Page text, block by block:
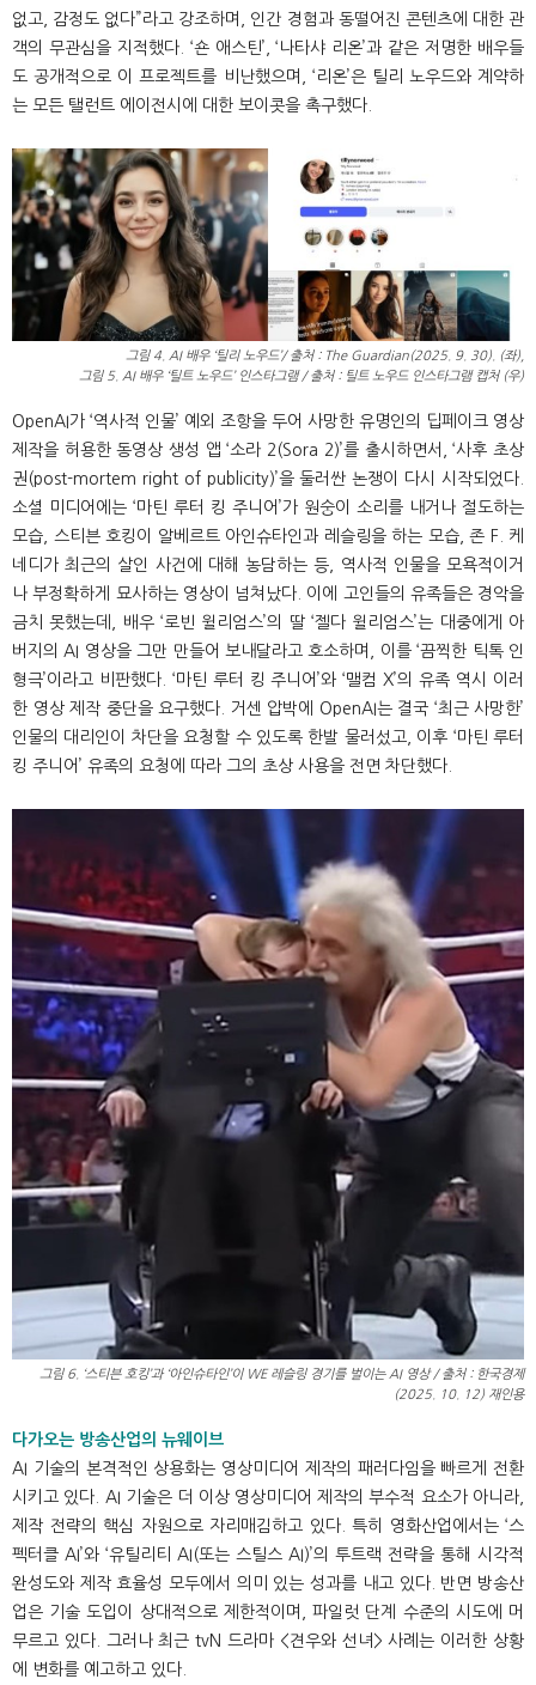
없고, 감정도 없다”라고 강조하며, 인간 경험과 동떨어진 콘텐츠에 대한 관
객의 무관심을 지적했다. ‘숀 애스틴’, ‘나타샤 리온’과 같은 저명한 배우들
도 공개적으로 이 프로젝트를 비난했으며, ‘리온’은 틸리 노우드와 계약하
는 모든 탤런트 에이전시에 대한 보이콧을 촉구했다.
그림 4. AI 배우 ‘틸리 노우드’/ 출처 : The Guardian(2025. 9. 30). (좌),
그림 5. AI 배우 ‘틸트 노우드’ 인스타그램 / 출처 : 틸트 노우드 인스타그램 캡처 (우)
OpenAI가 ‘역사적 인물’ 예외 조항을 두어 사망한 유명인의 딥페이크 영상
제작을 허용한 동영상 생성 앱 ‘소라 2(Sora 2)’를 출시하면서, ‘사후 초상
권(post-mortem right of publicity)’을 둘러싼 논쟁이 다시 시작되었다.
소셜 미디어에는 ‘마틴 루터 킹 주니어’가 원숭이 소리를 내거나 절도하는
모습, 스티븐 호킹이 알베르트 아인슈타인과 레슬링을 하는 모습, 존 F. 케
네디가 최근의 살인 사건에 대해 농담하는 등, 역사적 인물을 모욕적이거
나 부정확하게 묘사하는 영상이 넘쳐났다. 이에 고인들의 유족들은 경악을
금치 못했는데, 배우 ‘로빈 윌리엄스’의 딸 ‘젤다 윌리엄스’는 대중에게 아
버지의 AI 영상을 그만 만들어 보내달라고 호소하며, 이를 ‘끔찍한 틱톡 인
형극’이라고 비판했다. ‘마틴 루터 킹 주니어’와 ‘맬컴 X’의 유족 역시 이러
한 영상 제작 중단을 요구했다. 거센 압박에 OpenAI는 결국 ‘최근 사망한’
인물의 대리인이 차단을 요청할 수 있도록 한발 물러섰고, 이후 ‘마틴 루터
킹 주니어’ 유족의 요청에 따라 그의 초상 사용을 전면 차단했다.
그림 6. ‘스티븐 호킹’과 ‘아인슈타인’이 WE 레슬링 경기를 벌이는 AI 영상 / 출처 : 한국경제
(2025. 10. 12) 재인용
다가오는 방송산업의 뉴웨이브
AI 기술의 본격적인 상용화는 영상미디어 제작의 패러다임을 빠르게 전환
시키고 있다. AI 기술은 더 이상 영상미디어 제작의 부수적 요소가 아니라,
제작 전략의 핵심 자원으로 자리매김하고 있다. 특히 영화산업에서는 ‘스
펙터클 AI’와 ‘유틸리티 AI(또는 스틸스 AI)’의 투트랙 전략을 통해 시각적
완성도와 제작 효율성 모두에서 의미 있는 성과를 내고 있다. 반면 방송산
업은 기술 도입이 상대적으로 제한적이며, 파일럿 단계 수준의 시도에 머
무르고 있다. 그러나 최근 tvN 드라마 <견우와 선녀> 사례는 이러한 상황
에 변화를 예고하고 있다.